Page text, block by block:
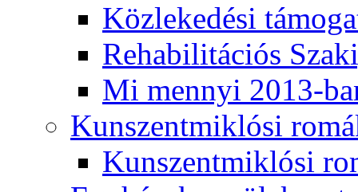
Közlekedési
Rehabilitációs
Mi mennyi 2013-
Kunszentmiklósi
Kunszentmiklósi